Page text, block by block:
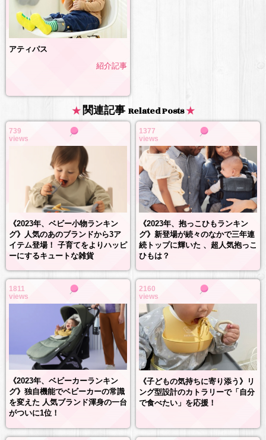
アティパス
紹介記事
関連記事 Related Posts
739
views
《2023年、ベビー小物ランキン
グ》人気のあのブランドから3ア
イテム登場！ 子育てをよりハッピ
ーにするキュートな雑貨
1377
views
《2023年、抱っこひもランキン
グ》新登場が続々のなかで三年連
続トップに輝いた 、超人気抱っこ
ひもは？
1811
views
《2023年、ベビーカーランキン
グ》独自機能でベビーカーの常識
を変えた 人気ブランド渾身の一台
がついに1位！
2160
views
《子どもの気持ちに寄り添う》リ
ング型設計のカトラリーで「自分
で食べたい」を応援！